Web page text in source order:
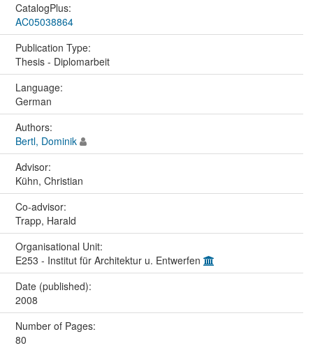
CatalogPlus:
AC05038864
Publication Type:
Thesis - Diplomarbeit
Language:
German
Authors:
Bertl, Dominik
Advisor:
Kühn, Christian
Co-advisor:
Trapp, Harald
Organisational Unit:
E253 - Institut für Architektur u. Entwerfen
Date (published):
2008
Number of Pages:
80